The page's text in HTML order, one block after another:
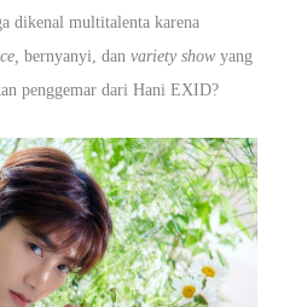
dikenal multitalenta karena
bernyanyi, danvariety showyang
penggemar dari Hani EXID?